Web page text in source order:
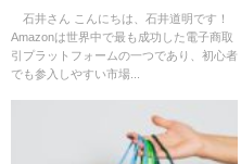
石井さん こんにちは、石井道明です！
Amazonは世界中で最も成功した電子商取
引プラットフォームの一つであり、初心者
でも参入しやすい市場...